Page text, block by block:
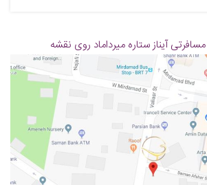
آیناز ستاره میرداماد روی نقشه